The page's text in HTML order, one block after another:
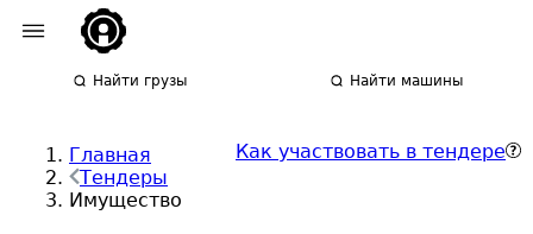
Найти грузы Найти машины
Главная
Тендеры
Имущество
Как участвовать в тендере